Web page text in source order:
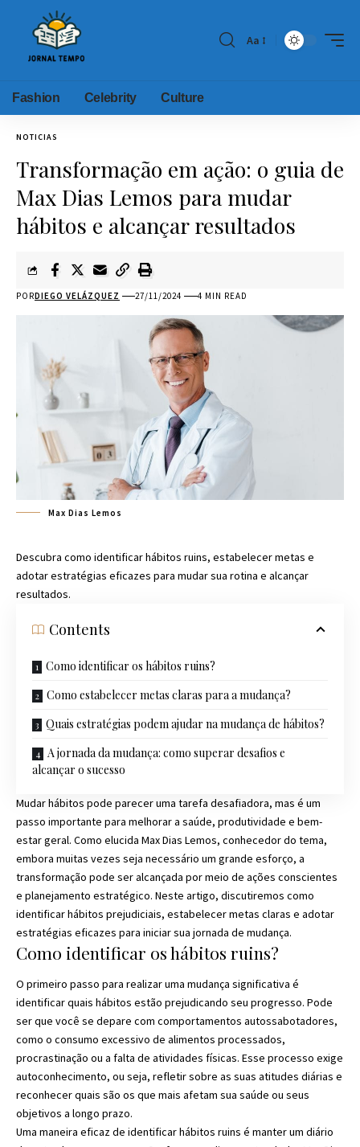
Aa
Fashion Celebrity Culture
NOTICIAS
Transformação em ação: o guia de
Max Dias Lemos para mudar
hábitos e alcançar resultados
PORDIEGO VELÁZQUEZ 27/11/2024 4 MIN READ
Max Dias Lemos
Descubra como identificar hábitos ruins, estabelecer metas e
adotar estratégias eficazes para mudar sua rotina e alcançar
resultados.
Contents
Como identificar os hábitos ruins?
Como estabelecer metas claras para a mudança?
Quais estratégias podem ajudar na mudança de hábitos?
A jornada da mudança: como superar desafios e
alcançar o sucesso
Mudar hábitos pode parecer uma tarefa desafiadora, mas é um
passo importante para melhorar a saúde, produtividade e bem-
estar geral. Como elucida Max Dias Lemos, conhecedor do tema,
embora muitas vezes seja necessário um grande esforço, a
transformação pode ser alcançada por meio de ações conscientes
e planejamento estratégico. Neste artigo, discutiremos como
identificar hábitos prejudiciais, estabelecer metas claras e adotar
estratégias eficazes para iniciar sua jornada de mudança.
Como identificar os hábitos ruins?
O primeiro passo para realizar uma mudança significativa é
identificar quais hábitos estão prejudicando seu progresso. Pode
ser que você se depare com comportamentos autossabotadores,
como o consumo excessivo de alimentos processados,
procrastinação ou a falta de atividades físicas. Esse processo exige
autoconhecimento, ou seja, refletir sobre as suas atitudes diárias e
reconhecer quais são os que mais afetam sua saúde ou seus
objetivos a longo prazo.
Uma maneira eficaz de identificar hábitos ruins é manter um diário